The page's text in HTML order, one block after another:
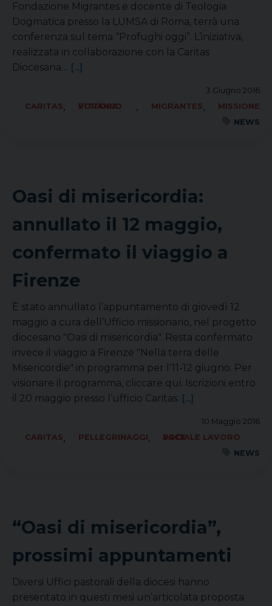
Fondazione Migrantes e docente di Teologia
Dogmatica presso la LUMSA di Roma, terrà una
conferenza sul tema “Profughi oggi”. L’iniziativa,
realizzata in collaborazione con la Caritas
Diocesana… [...]
3 Giugno 2016
CARITAS, FORANIA VITTORIO , MIGRANTES,
MISSIONE
NEWS
Oasi di misericordia:
annullato il 12 maggio,
confermato il viaggio a
Firenze
È stato annullato l’appuntamento di giovedì 12
maggio a cura dell’Ufficio missionario, nel progetto
diocesano "Oasi di misericordia". Resta confermato
invece il viaggio a Firenze "Nella terra delle
Misericordie" in programma per l’11-12 giugno. Per
visionare il programma, cliccare qui. Iscrizioni entro
il 20 maggio presso l’ufficio Caritas. [...]
10 Maggio 2016
CARITAS, PELLEGRINAGGI,
SOCIALE LAVORO PACE
NEWS
“Oasi di misericordia”,
prossimi appuntamenti
Diversi Uffici pastorali della diocesi hanno
presentato in questi mesi un’articolata proposta